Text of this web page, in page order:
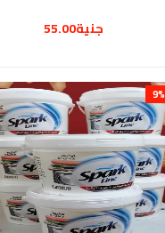
جنية55.00